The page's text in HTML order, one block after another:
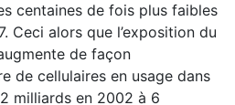
centaines de fois plus faibles
Ceci alors que l’exposition du
de façon
de cellulaires en usage dans
milliards en 2002 à 6